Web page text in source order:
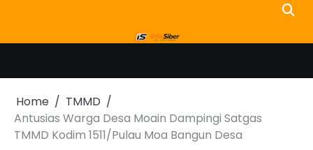
content
Home
TMMD
Antusias Warga Desa Moain Dampingi Satgas
TMMD Kodim 1511/Pulau Moa Bangun Desa